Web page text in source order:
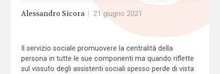
Alessandro Sicora 21 giugno 2021
Il servizio sociale promuovere la centralità della
persona in tutte le sue componenti ma quando riflette
sul vissuto degli assistenti sociali spesso perde di vista